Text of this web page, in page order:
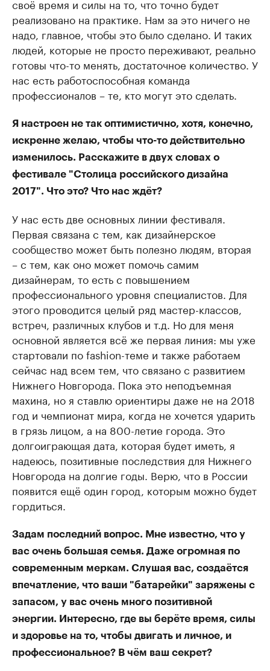
своё время и силы на то, что точно будет
реализовано на практике. Нам за это ничего не
надо, главное, чтобы это было сделано. И таких
людей, которые не просто переживают, реально
готовы что-то менять, достаточное количество. У
нас есть работоспособная команда
профессионалов – те, кто могут это сделать.
Я настроен не так оптимистично, хотя, конечно,
искренне желаю, чтобы что-то действительно
изменилось. Расскажите в двух словах о
фестивале "Столица российского дизайна
2017". Что это? Что нас ждёт?
У нас есть две основных линии фестиваля.
Первая связана с тем, как дизайнерское
сообщество может быть полезно людям, вторая
– с тем, как оно может помочь самим
дизайнерам, то есть с повышением
профессионального уровня специалистов. Для
этого проводится целый ряд мастер-классов,
встреч, различных клубов и т.д. Но для меня
основной является всё же первая линия: мы уже
стартовали по fashion-теме и также работаем
сейчас над всем тем, что связано с развитием
Нижнего Новгорода. Пока это неподъемная
махина, но я ставлю ориентиры даже не на 2018
год и чемпионат мира, когда не хочется ударить
в грязь лицом, а на 800-летие города. Это
долгоиграющая дата, которая будет иметь, я
надеюсь, позитивные последствия для Нижнего
Новгорода на долгие годы. Верю, что в России
появится ещё один город, которым можно будет
гордиться.
Задам последний вопрос. Мне известно, что у
вас очень большая семья. Даже огромная по
современным меркам. Слушая вас, создаётся
впечатление, что ваши "батарейки" заряжены с
запасом, у вас очень много позитивной
энергии. Интересно, где вы берёте время, силы
и здоровье на то, чтобы двигать и личное, и
профессиональное? В чём ваш секрет?